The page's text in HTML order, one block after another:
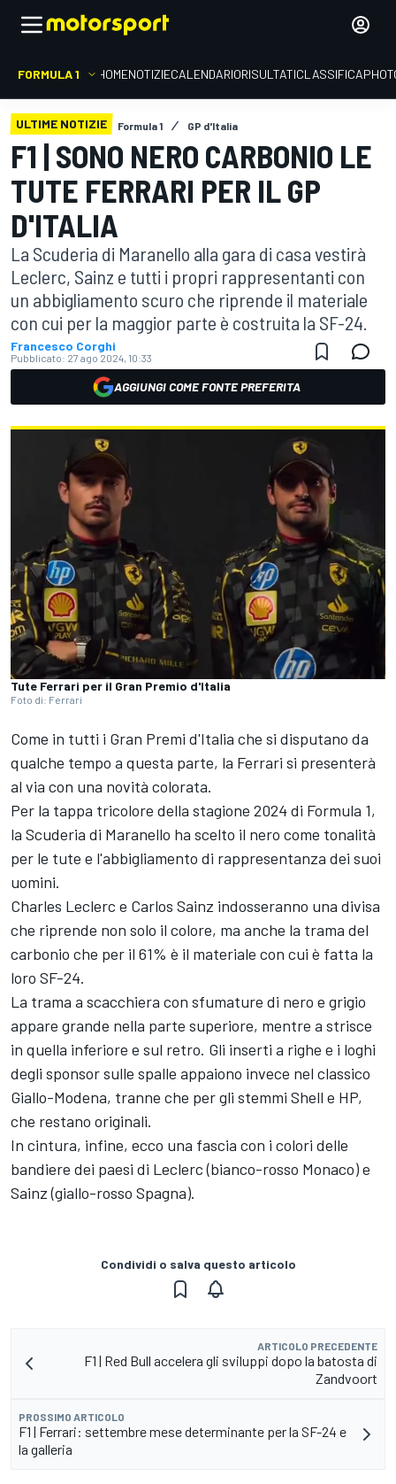
FORMULA 1 HOMENOTIZIECALENDARIORISULTATICLASSIFICA
ULTIME NOTIZIE Formula 1 GP d'Italia
F1 | SONO NERO CARBONIO LE
TUTE FERRARI PER IL GP
D'ITALIA
La Scuderia di Maranello alla gara di casa vestirà
Leclerc, Sainz e tutti i propri rappresentanti con
un abbigliamento scuro che riprende il materiale
con cui per la maggior parte è costruita la SF-24.
Francesco Corghi
Pubblicato: 27 ago 2024, 10:33
AGGIUNGI COME FONTE PREFERITA
Tute Ferrari per il Gran Premio d'Italia
Foto di: Ferrari
Come in tutti i Gran Premi d'Italia che si disputano da
qualche tempo a questa parte, la Ferrari si presenterà
al via con una novità colorata.
Per la tappa tricolore della stagione 2024 di Formula 1,
la Scuderia di Maranello ha scelto il nero come tonalità
per le tute e l'abbigliamento di rappresentanza dei suoi
uomini.
Charles Leclerc e Carlos Sainz indosseranno una divisa
che riprende non solo il colore, ma anche la trama del
carbonio che per il 61% è il materiale con cui è fatta la
loro SF-24.
La trama a scacchiera con sfumature di nero e grigio
appare grande nella parte superiore, mentre a strisce
in quella inferiore e sul retro. Gli inserti a righe e i loghi
degli sponsor sulle spalle appaiono invece nel classico
Giallo-Modena, tranne che per gli stemmi Shell e HP,
che restano originali.
In cintura, infine, ecco una fascia con i colori delle
bandiere dei paesi di Leclerc (bianco-rosso Monaco) e
Sainz (giallo-rosso Spagna).
Condividi o salva questo articolo
ARTICOLO PRECEDENTE
F1 | Red Bull accelera gli sviluppi dopo la batosta di
Zandvoort
PROSSIMO ARTICOLO
F1 | Ferrari: settembre mese determinante per la SF-24 e
la galleria